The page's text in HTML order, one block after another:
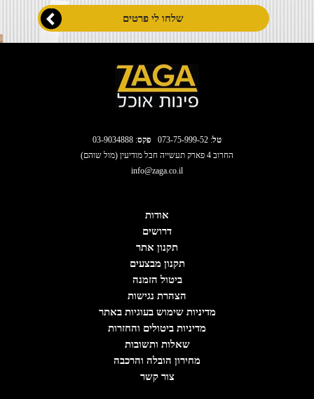
טל:
073-75-999-52 פקס: 03-9034888
החרוב 4 פארק תעשייה חבל מודיעין (מול שוהם)
info@zaga.co.il
אודות
דרושים
תקנון אתר
תקנון מבצעים
ביטול הזמנה
הצהרת נגישות
מדיניות שימוש בעוגיות באתר
מדיניות ביטולים והחזרות
שאלות ותשובות
מחירון הובלה והרכבה
צור קשר